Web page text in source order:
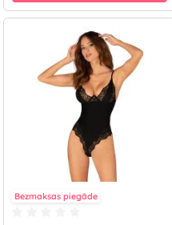
Bezmaksas piegāde